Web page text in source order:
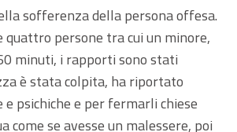
sofferenza della persona offesa.
persone tra cui un minore,
minuti, i rapporti sono stati
è stata colpita, ha riportato
e psichiche e per fermarli chiese
come se avesse un malessere, poi